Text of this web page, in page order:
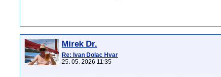
Mirek Dr.
Re: Ivan Dolac Hvar
25. 05. 2026 11:35